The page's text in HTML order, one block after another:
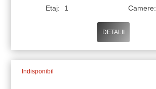
Etaj:
1 Camere:
DETALII
Indisponibil